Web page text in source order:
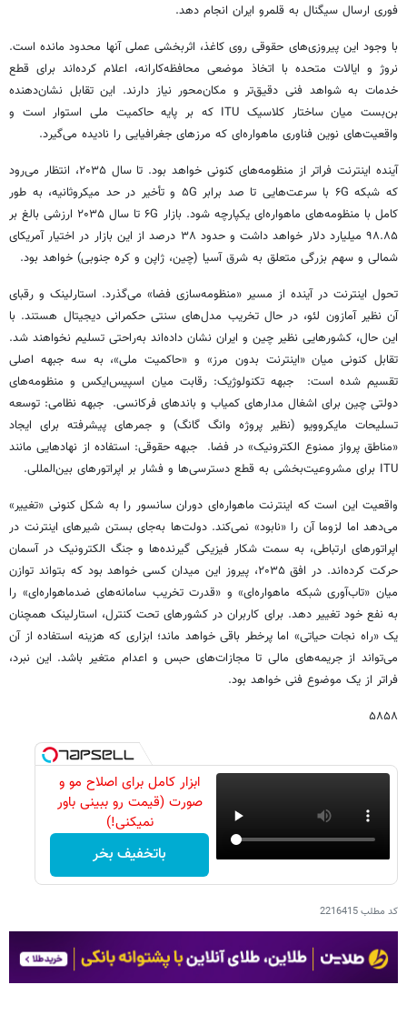
فوری ارسال سیگنال به قلمرو ایران انجام دهد.
با وجود این پیروزی‌های حقوقی روی کاغذ، اثربخشی عملی آنها محدود مانده است.
نروژ و ایالات متحده با اتخاذ موضعی محافظه‌کارانه، اعلام کرده‌اند برای قطع
خدمات به شواهد فنی دقیق‌تر و مکان‌محور نیاز دارند. این تقابل نشان‌دهنده
بن‌بست میان ساختار کلاسیک ITU که بر پایه حاکمیت ملی استوار است و
واقعیت‌های نوین فناوری ماهواره‌ای که مرزهای جغرافیایی را نادیده می‌گیرد.
آینده اینترنت فراتر از منظومه‌های کنونی خواهد بود. تا سال ۲۰۳۵، انتظار می‌رود
که شبکه ۶G با سرعت‌هایی تا صد برابر ۵G و تأخیر در حد میکروثانیه، به طور
کامل با منظومه‌های ماهواره‌ای یکپارچه شود. بازار ۶G تا سال ۲۰۳۵ ارزشی بالغ بر
۹۸.۸۵ میلیارد دلار خواهد داشت و حدود ۳۸ درصد از این بازار در اختیار آمریکای
شمالی و سهم بزرگی متعلق به شرق آسیا (چین، ژاپن و کره جنوبی) خواهد بود.
تحول اینترنت در آینده از مسیر «منظومه‌سازی فضا» می‌گذرد. استارلینک و رقبای
آن نظیر آمازون لئو، در حال تخریب مدل‌های سنتی حکمرانی دیجیتال هستند. با
این حال، کشورهایی نظیر چین و ایران نشان داده‌اند به‌راحتی تسلیم نخواهند شد.
تقابل کنونی میان «اینترنت بدون مرز» و «حاکمیت ملی»، به سه جبهه اصلی
تقسیم شده است: جبهه تکنولوژیک: رقابت میان اسپیس‌ایکس و منظومه‌های
دولتی چین برای اشغال مدارهای کمیاب و باندهای فرکانسی. جبهه نظامی: توسعه
تسلیحات مایکروویو (نظیر پروژه وانگ گانگ) و جمرهای پیشرفته برای ایجاد
«مناطق پرواز ممنوع الکترونیک» در فضا. جبهه حقوقی: استفاده از نهادهایی مانند
ITU برای مشروعیت‌بخشی به قطع دسترسی‌ها و فشار بر اپراتورهای بین‌المللی.
واقعیت این است که اینترنت ماهواره‌ای دوران سانسور را به شکل کنونی «تغییر»
می‌دهد اما لزوما آن را «نابود» نمی‌کند. دولت‌ها به‌جای بستن شیرهای اینترنت در
اپراتورهای ارتباطی، به سمت شکار فیزیکی گیرنده‌ها و جنگ الکترونیک در آسمان
حرکت کرده‌اند. در افق ۲۰۳۵، پیروز این میدان کسی خواهد بود که بتواند توازن
میان «تاب‌آوری شبکه ماهواره‌ای» و «قدرت تخریب سامانه‌های ضدماهواره‌ای» را
به نفع خود تغییر دهد. برای کاربران در کشورهای تحت کنترل، استارلینک همچنان
یک «راه نجات حیاتی» اما پرخطر باقی خواهد ماند؛ ابزاری که هزینه استفاده از آن
می‌تواند از جریمه‌های مالی تا مجازات‌های حبس و اعدام متغیر باشد. این نبرد،
فراتر از یک موضوع فنی خواهد بود.
۵۸۵۸
ابزار کامل برای اصلاح مو و
صورت (قیمت رو ببینی باور
نمیکنی!)
باتخفیف بخر
کد مطلب2216415